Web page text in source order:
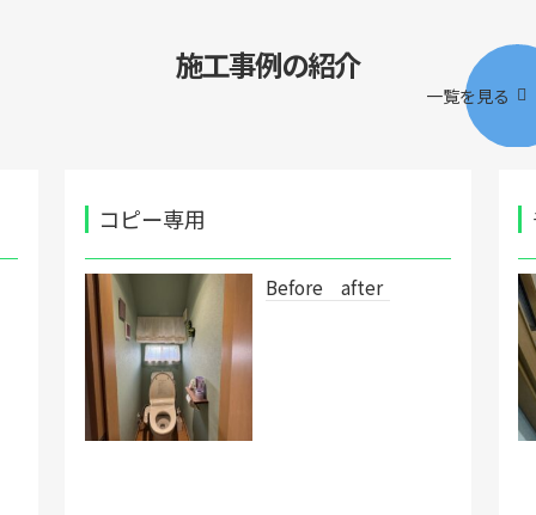
施工事例の紹介
一覧を見る
コピー専用
Before after